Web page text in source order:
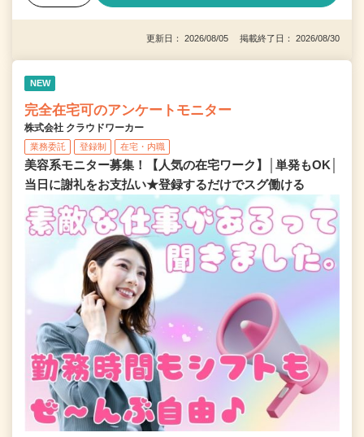
更新日： 2026/08/05 掲載終了日： 2026/08/30
NEW
完全在宅可のアンケートモニター
株式会社 クラウドワーカー
業務委託 登録制 在宅・内職
美容系モニター募集！【人気の在宅ワーク】│単発もOK│
当日に謝礼をお支払い★登録するだけでスグ働ける